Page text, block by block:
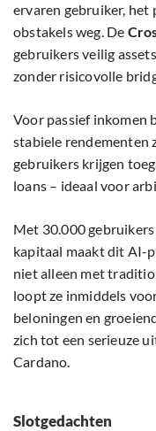
ervaren gebruiker,
obstakels weg. De
gebruikers veilig
zonder risicovolle
Voor passief inkomen
stabiele rendementen
gebruikers krijgen
loans – ideaal voor
Met 30.000
kapitaal maakt dit AI-
niet alleen met
loopt ze inmiddels
beloningen en
zich tot een serieuze
Cardano.
Slotgedachten